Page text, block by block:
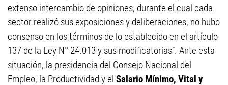
extenso intercambio de opiniones, durante el cual cada
sector realizó sus exposiciones y deliberaciones, no hubo
consenso en los términos de lo establecido en el artículo
137 de la Ley N° 24.013 y sus modificatorias”. Ante esta
situación, la presidencia del Consejo Nacional del
Empleo, la Productividad y el Salario Mínimo, Vital y